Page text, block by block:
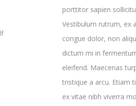
porttitor sapien
Vestibulum rutrum, ex
congue dolor, non
dictum mi in
eleifend. Maecenas
tristique a arcu. Etiam
ex vitae nibh viverra